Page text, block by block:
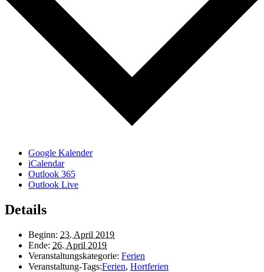
Google Kalender
iCalendar
Outlook 365
Outlook Live
Details
Beginn: 23. April 2019
Ende: 26. April 2019
Veranstaltungskategorie: Ferien
Veranstaltung-Tags:Ferien, Hortferien